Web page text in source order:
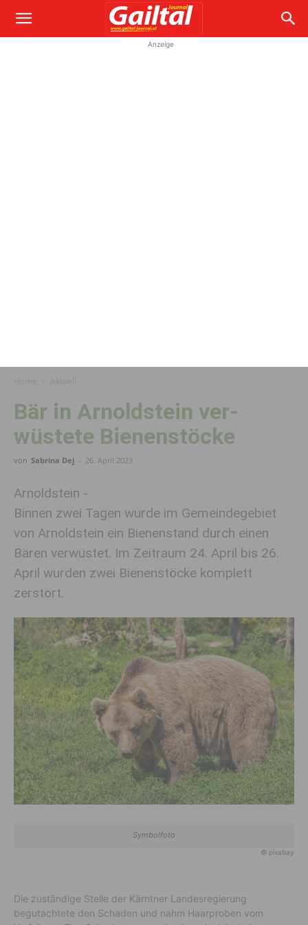
Anzeige
Bär in Arnoldstein ver­
wüstete Bienen­stöcke
von Sabrina Dej - 26. April 2023
Arnoldstein -
Binnen zwei Tagen wurde im Gemeindegebiet
von Arnoldstein ein Bienenstand durch einen
Bären verwüstet. Im Zeitraum 24. April bis 26.
April wurden zwei Bienenstöcke komplett
zerstört.
Symbolfoto
© pixabay
Die zuständige Stelle der Kärntner Landesregierung
begutachtete den Schaden und nahm Haarproben vom